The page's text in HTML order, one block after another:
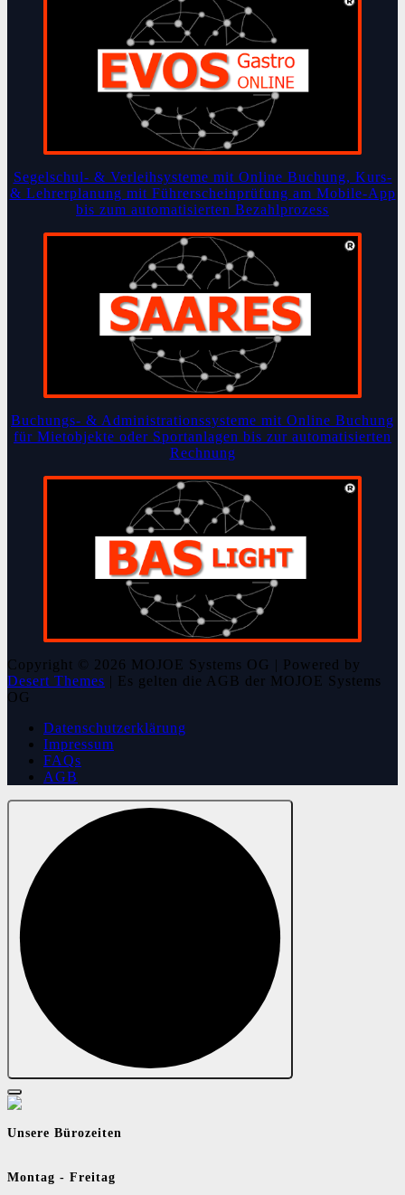
Segelschul- & Verleihsysteme mit Online Buchung, Kurs-
& Lehrerplanung mit Führerscheinprüfung am Mobile-App
bis zum automatisierten Bezahlprozess
Buchungs- & Administrationssysteme mit Online Buchung
für Mietobjekte oder Sportanlagen bis zur automatisierten
Rechnung
Copyright © 2026 MOJOE Systems OG | Powered by
Desert Themes | Es gelten die AGB der MOJOE Systems
OG
Datenschutzerklärung
Impressum
FAQs
AGB
Unsere Bürozeiten
Montag - Freitag